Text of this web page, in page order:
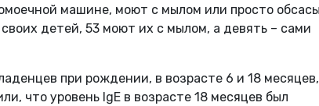
машине, моют с мылом или просто
детей, 53 моют их с мылом, а девять – сами
при рождении, в возрасте 6 и 18 месяцев,
что уровень IgE в возрасте 18 месяцев был